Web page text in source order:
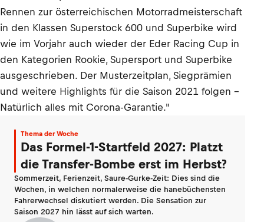
Rennen zur österreichischen Motorradmeisterschaft
in den Klassen Superstock 600 und Superbike wird
wie im Vorjahr auch wieder der Eder Racing Cup in
den Kategorien Rookie, Supersport und Superbike
ausgeschrieben. Der Musterzeitplan, Siegprämien
und weitere Highlights für die Saison 2021 folgen -
Natürlich alles mit Corona-Garantie."
Thema der Woche
Das Formel-1-Startfeld 2027: Platzt
die Transfer-Bombe erst im Herbst?
Sommerzeit, Ferienzeit, Saure-Gurke-Zeit: Dies sind die
Wochen, in welchen normalerweise die hanebüchensten
Fahrerwechsel diskutiert werden. Die Sensation zur
Saison 2027 hin lässt auf sich warten.